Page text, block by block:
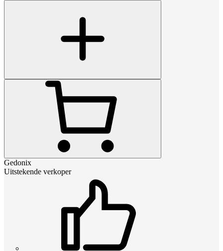
Gedonix
Uitstekende verkoper